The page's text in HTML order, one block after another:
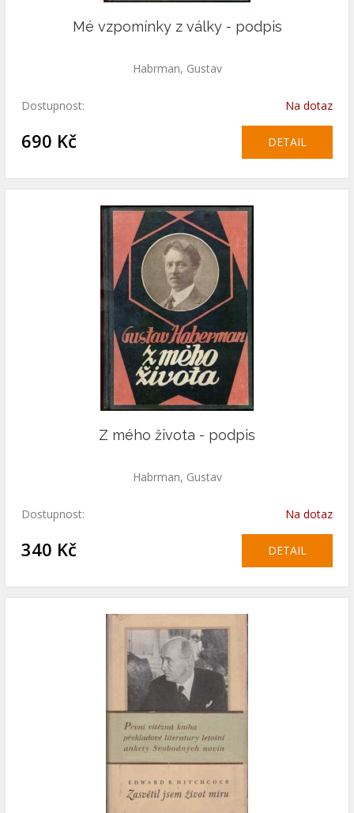
Mé vzpomínky z války - podpis
Habrman, Gustav
Dostupnost: Na dotaz
690 Kč DETAIL
Z mého života - podpis
Habrman, Gustav
Dostupnost: Na dotaz
340 Kč DETAIL